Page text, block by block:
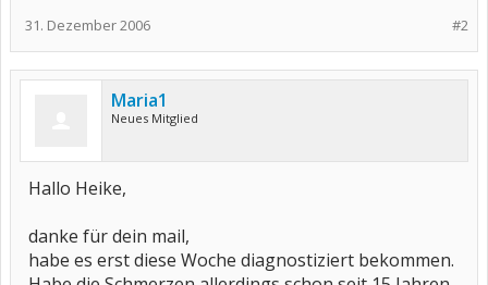
#2
31. Dezember 2006
Maria1
Neues Mitglied
Hallo Heike,
danke für dein mail,
habe es erst diese Woche diagnostiziert bekommen.